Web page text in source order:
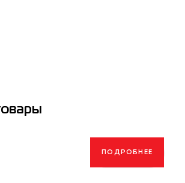
ПОДРОБНЕЕ